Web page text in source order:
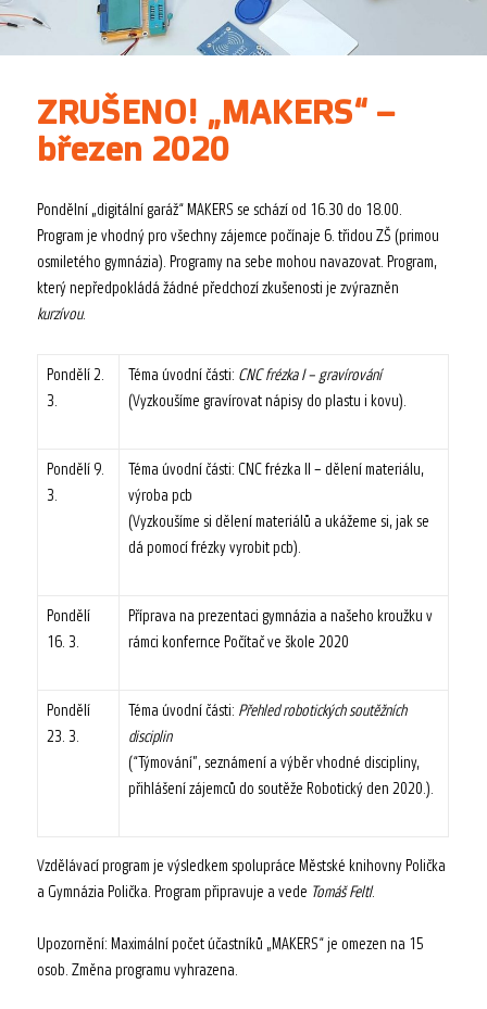
ZRUŠENO! „MAKERS“ –
březen 2020
Pondělní „digitální garáž“ MAKERS se schází od 16.30 do 18.00.
Program je vhodný pro všechny zájemce počínaje 6. třidou ZŠ (primou
osmiletého gymnázia). Programy na sebe mohou navazovat. Program,
který nepředpokládá žádné předchozí zkušenosti je zvýrazněn
kurzívou.
Pondělí 2.
3.
Téma úvodní části: CNC frézka I – gravírování
(Vyzkoušíme gravírovat nápisy do plastu i kovu).
Pondělí 9.
3.
Téma úvodní části: CNC frézka II – dělení materiálu,
výroba pcb
(Vyzkoušíme si dělení materiálů a ukážeme si, jak se
dá pomocí frézky vyrobit pcb).
Pondělí
16. 3.
Příprava na prezentaci gymnázia a našeho kroužku v
rámci konfernce Počítač ve škole 2020
Pondělí
23. 3.
Téma úvodní části: Přehled robotických soutěžních
disciplin
(“Týmování”, seznámení a výběr vhodné discipliny,
přihlášení zájemců do soutěže Robotický den 2020.).
Vzdělávací program je výsledkem spolupráce Městské knihovny Polička
a Gymnázia Polička. Program připravuje a vede Tomáš Feltl.
Upozornění: Maximální počet účastníků „MAKERS“ je omezen na 15
osob. Změna programu vyhrazena.